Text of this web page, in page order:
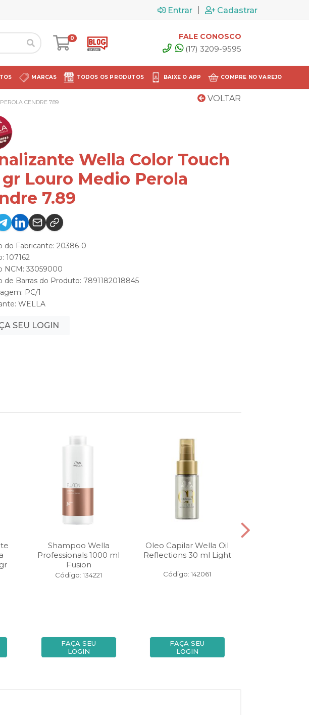
Entrar Cadastrar
0 FALE CONOSCO
(17) 3209-9595
MARCAS TODOS OS PRODUTOS BAIXE O APP COMPRE NO VAREJO
VOLTAR
CENDRE 7.89
Wella Color Touch
Louro Medio Perola
7.89
do Fabricante: 20386-0
107162
NCM: 33059000
de Barras do Produto: 7891182018845
PC/1
WELLA
SEU LOGIN
Shampoo Wella
Professionals 1000 ml
Fusion
Código: 134221
FAÇA SEU
LOGIN
Oleo Capilar Wella Oil
Reflections 30 ml Light
Código: 142061
FAÇA SEU
LOGIN